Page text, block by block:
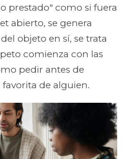
prestado" como si fuera
abierto, se genera
objeto en sí, se trata
comienza con las
pedir antes de
de alguien.